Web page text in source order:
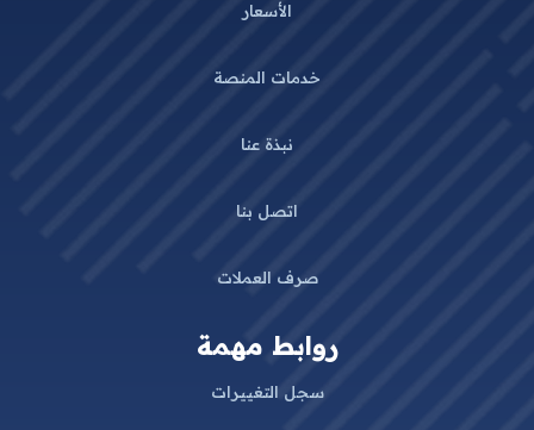
الأسعار
خدمات المنصة
نبذة عنا
اتصل بنا
صرف العملات
روابط مهمة
سجل التغييرات